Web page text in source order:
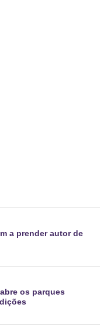
a prender autor de
os parques